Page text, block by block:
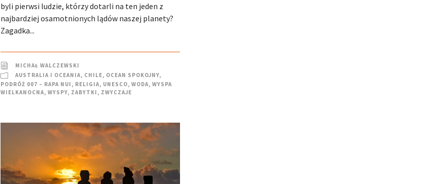
byli pierwsi ludzie, którzy dotarli na ten jeden z
najbardziej osamotnionych lądów naszej planety?
Zagadka...
MICHAŁ WALCZEWSKI
AUSTRALIA I OCEANIA, CHILE, OCEAN SPOKOJNY,
PODRÓŻ 007 – RAPA NUI , RELIGIA, UNESCO, WODA, WYSPA
WIELKANOCNA, WYSPY, ZABYTKI , ZWYCZAJE